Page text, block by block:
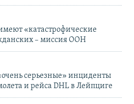
«катастрофические
– миссия ООН
серьезные» инциденты
и рейса DHL в Лейпциге